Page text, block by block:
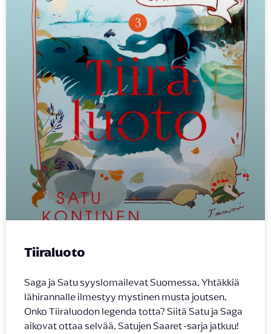
Tiiraluoto
Saga ja Satu syyslomailevat Suomessa. Yhtäkkiä
lähirannalle ilmestyy mystinen musta joutsen.
Onko Tiiraluodon legenda totta? Siitä Satu ja Saga
aikovat ottaa selvää. Satujen Saaret -sarja jatkuu!